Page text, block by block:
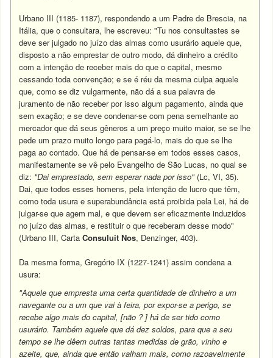
Urbano III (1185- 1187), respondendo a um Padre de Brescia, na
Itália, que o consultara, lhe escreveu: "Tu nos consultastes se
deve ser julgado no juízo das almas como usurário aquele que,
disposto a não emprestar de outro modo, dá dinheiro a crédito
com a intenção de receber mais do que o capital, mesmo
cessando toda convenção; e se é réu da mesma culpa aquele
que, como se diz vulgarmente, não dá a sua palavra de
juramento de não receber por isso algum pagamento, ainda que
sem exação; e se deve condenar-se com pena semelhante ao
mercador que dá seus gêneros a um preço muito maior, se se lhe
pede um prazo muito longo para pagá-lo, mais do que se lhe
paga ao contado. Que há de pensar-se em todos esses casos,
manifestamente se vê pelo Evangelho de São Lucas, no qual se
diz: "Dai emprestado, sem esperar nada por isso" (Lc, VI, 35).
Dai, que todos esses homens, pela intenção de lucro que têm,
como toda usura e superabundância está proibida pela Lei, há de
julgar-se que agem mal, e que devem ser eficazmente induzidos
no juízo das almas, e restituir o que receberam desse modo"
(Urbano III, Carta Consuluit Nos, Denzinger, 403).
Da mesma forma, Gregório IX (1227-1241) assim condena a
usura:
"Aquele que empresta uma certa quantidade de dinheiro a um
navegante ou a um que vai à feira, por expor-se a perigo, se
recebe algo mais do capital, [não ? ] há de ser tido como
usurário. Também aquele que dá dez soldos, para que a seu
tempo se lhe dêem outras tantas medidas de grão, vinho e
azeite, que, ainda que então valham mais, como razoavelmente